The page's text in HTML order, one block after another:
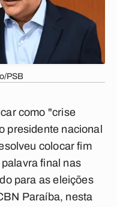
PSB
como "crise
presidente nacional
colocar fim
final nas
para as eleições
Paraíba, nesta